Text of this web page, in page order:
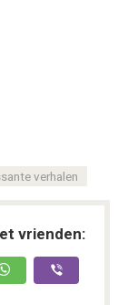
verhalen
vrienden: